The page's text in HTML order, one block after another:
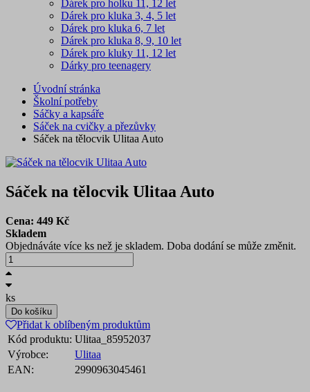
Dárek pro holku 11, 12 let
Dárek pro kluka 3, 4, 5 let
Dárek pro kluka 6, 7 let
Dárek pro kluka 8, 9, 10 let
Dárek pro kluky 11, 12 let
Dárky pro teenagery
Úvodní stránka
Školní potřeby
Sáčky a kapsáře
Sáček na cvičky a přezůvky
Sáček na tělocvik Ulitaa Auto
Sáček na tělocvik Ulitaa Auto
Cena: 449 Kč
Skladem
Objednáváte více ks než je skladem. Doba dodání se může změnit.
ks
Do košíku
Přidat k oblíbeným produktům
Kód produktu: Ulitaa_85952037
Výrobce:
Ulitaa
EAN:
2990963045461